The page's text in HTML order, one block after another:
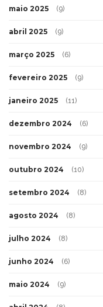
maio 2025 (9)
abril 2025 (9)
março 2025 (6)
fevereiro 2025 (9)
janeiro 2025 (11)
dezembro 2024 (6)
novembro 2024 (9)
outubro 2024 (10)
setembro 2024 (8)
agosto 2024 (8)
julho 2024 (8)
junho 2024 (6)
maio 2024 (9)